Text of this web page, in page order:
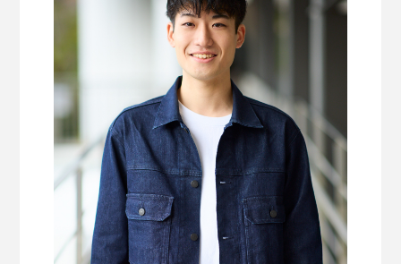
食健康科学部
福祉貢献学部
交流文化学部
ビジネス学部
グローバル・コミュニケーション学部
センパイのリアルライフ
クラブ活動
キャリア支援・資格対策
高校教諭の方へ
公式SNS
決めた理由
学生VOICE
愛知淑徳大学公式サイト